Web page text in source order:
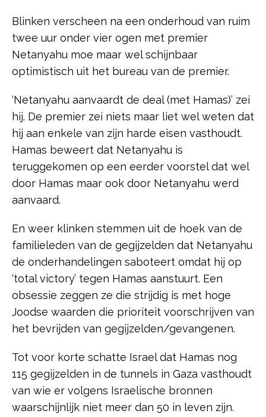
Blinken verscheen na een onderhoud van ruim
twee uur onder vier ogen met premier
Netanyahu moe maar wel schijnbaar
optimistisch uit het bureau van de premier.
‘Netanyahu aanvaardt de deal (met Hamas)’ zei
hij. De premier zei niets maar liet wel weten dat
hij aan enkele van zijn harde eisen vasthoudt.
Hamas beweert dat Netanyahu is
teruggekomen op een eerder voorstel dat wel
door Hamas maar ook door Netanyahu werd
aanvaard.
En weer klinken stemmen uit de hoek van de
familieleden van de gegijzelden dat Netanyahu
de onderhandelingen saboteert omdat hij op
‘total victory’ tegen Hamas aanstuurt. Een
obsessie zeggen ze die strijdig is met hoge
Joodse waarden die prioriteit voorschrijven van
het bevrijden van gegijzelden/gevangenen.
Tot voor korte schatte Israel dat Hamas nog
115 gegijzelden in de tunnels in Gaza vasthoudt
van wie er volgens Israelische bronnen
waarschijnlijk niet meer dan 50 in leven zijn.